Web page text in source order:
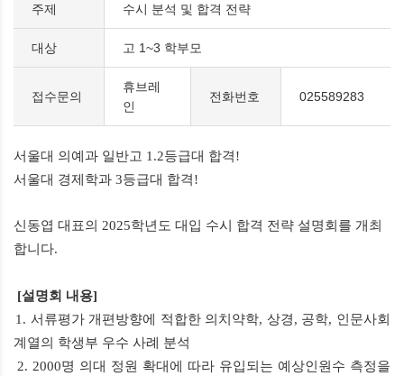
주제 수시 분석 및 합격 전략
대상 고 1~3 학부모
접수문의
휴브레
인
전화번호 025589283
서울대 의예과 일반고 1.2등급대 합격!
서울대 경제학과 3등급대 합격!
신동엽 대표의 2025학년도 대입 수시 합격 전략 설명회를 개최
합니다.
[설명회 내용]
1. 서류평가 개편방향에 적합한 의치약학, 상경, 공학, 인문사회
계열의 학생부 우수 사례 분석
2. 2000명 의대 정원 확대에 따라 유입되는 예상인원수 측정을